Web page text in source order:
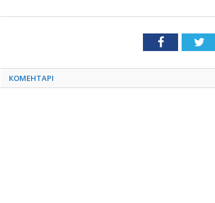
Facebook
КОМЕНТАРІ